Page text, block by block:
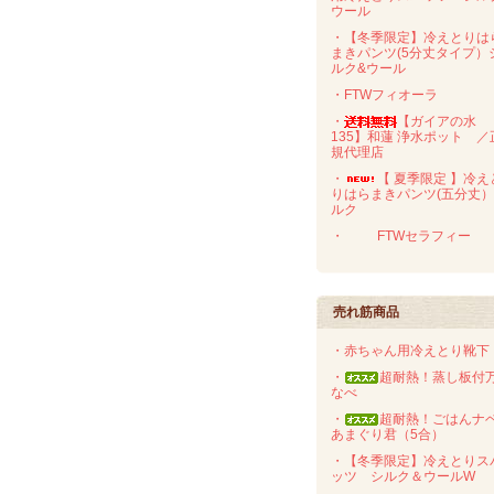
ウール
・【冬季限定】冷えとりは
まきパンツ(5分丈タイプ）
ルク&ウール
・FTWフィオーラ
・
【ガイアの水
135】和蓮 浄水ポット ／
規代理店
・
【 夏季限定 】冷え
りはらまきパンツ(五分丈
ルク
・
FTWセラフィー
売れ筋商品
・赤ちゃん用冷えとり靴下
・
超耐熱！蒸し板付
なべ
・
超耐熱！ごはんナ
あまぐり君（5合）
・【冬季限定】冷えとりス
ッツ シルク＆ウールW